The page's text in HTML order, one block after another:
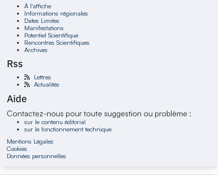
À l'affiche
Informations régionales
Dates Limites
Manifestations
Potentiel Scientifique
Rencontres Scientifiques
Archives
Rss
Lettres
Actualités
Aide
Contactez-nous pour toute suggestion ou problème :
sur le contenu éditorial
sur le fonctionnement technique
Mentions Légales
Cookies
Données personnelles